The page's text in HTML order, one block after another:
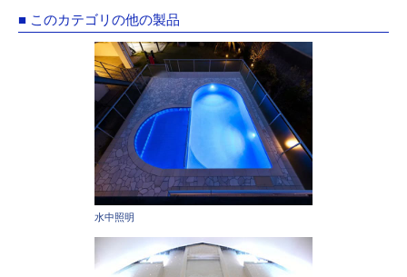
■ このカテゴリの他の製品
水中照明